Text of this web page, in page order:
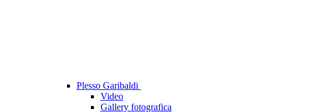
Plesso Garibaldi
Video
Gallery fotografica